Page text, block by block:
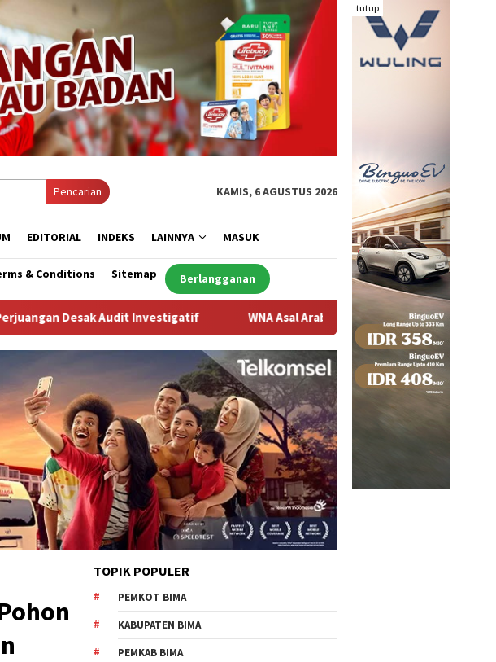
tutup
Pencarian KAMIS, 6 AGUSTUS 2026
EDITORIAL INDEKS LAINNYA MASUK
& Conditions Sitemap Berlangganan
WNA Asal Arab Saudi Ditemukan Meninggal di Desa Piong Kabupaten Bima
TOPIK POPULER
PEMKOT BIMA
KABUPATEN BIMA
PEMKAB BIMA